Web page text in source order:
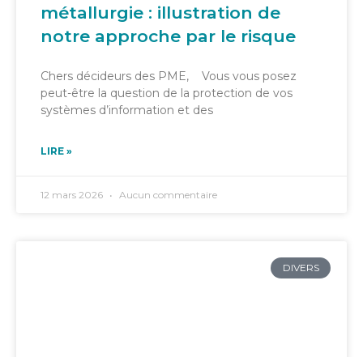
métallurgie : illustration de
notre approche par le risque
Chers décideurs des PME, Vous vous posez
peut-être la question de la protection de vos
systèmes d’information et des
LIRE »
12 mars 2026 Aucun commentaire
DIVERS